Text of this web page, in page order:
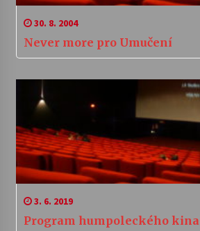
30. 8. 2004
Never more pro Umučení
3. 6. 2019
Program humpoleckého kina